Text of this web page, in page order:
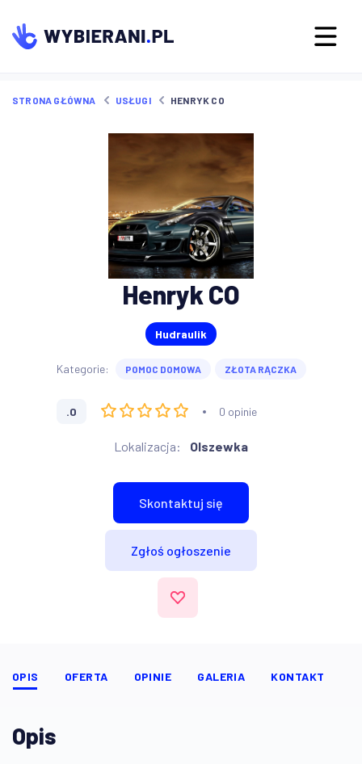
STRONA GŁÓWNA USŁUGI HENRYK CO
Henryk CO
Hudraulik
Kategorie: POMOC DOMOWA ZŁOTA RĄCZKA
.0 0 opinie
Lokalizacja: Olszewka
Skontaktuj się
Zgłoś ogłoszenie
OPIS OFERTA OPINIE GALERIA KONTAKT
Opis